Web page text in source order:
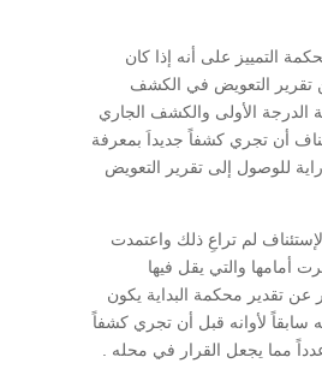
التمييز على أنه إذا كان
تقرير التعويض في الكشف
الدرجة الأولى والكشف الجاري
أن تجري كشفاً جديداَ بمعرفة
للوصول إلى تقرير التعويض
لم تراعِ ذلك واعتمدت
أمامها والتي يقل فيها
عن تقدير محكمة البداية يكون
سابقاً لأوانه قبل أن تجري كشفاً
مما يجعل القرار في محله .